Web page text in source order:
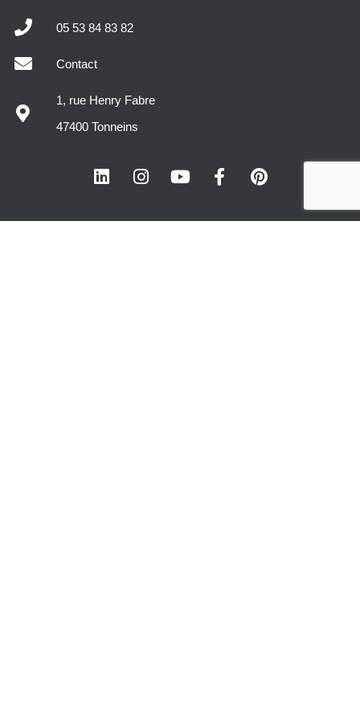
05 53 84 83 82
Contact
1, rue Henry Fabre
47400 Tonneins